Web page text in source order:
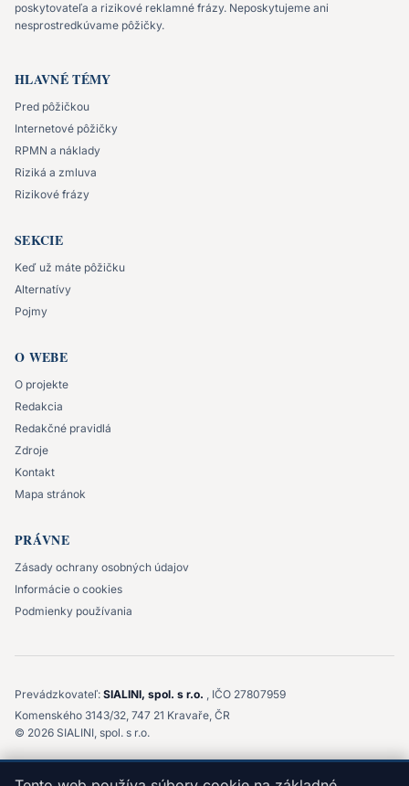
poskytovateľa a rizikové reklamné frázy. Neposkytujeme ani
nesprostredkúvame pôžičky.
HLAVNÉ TÉMY
Pred pôžičkou
Internetové pôžičky
RPMN a náklady
Riziká a zmluva
Rizikové frázy
SEKCIE
Keď už máte pôžičku
Alternatívy
Pojmy
O WEBE
O projekte
Redakcia
Redakčné pravidlá
Zdroje
Kontakt
Mapa stránok
PRÁVNE
Zásady ochrany osobných údajov
Informácie o cookies
Podmienky používania
Prevádzkovateľ: SIALINI, spol. s r.o. , IČO 27807959
Komenského 3143/32, 747 21 Kravaře, ČR
© 2026 SIALINI, spol. s r.o.